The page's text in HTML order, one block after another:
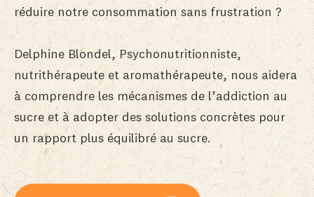
réduire notre consommation sans frustration ?
Delphine Blondel, Psychonutritionniste,
nutrithérapeute et aromathérapeute, nous aidera
à comprendre les mécanismes de l’addiction au
sucre et à adopter des solutions concrètes pour
un rapport plus équilibré au sucre.